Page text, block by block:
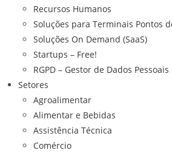
Recursos Humanos
Soluções para Terminais Pontos
Soluções On Demand (SaaS)
Startups – Free!
RGPD – Gestor de Dados Pessoais
Setores
Agroalimentar
Alimentar e Bebidas
Assistência Técnica
Comércio